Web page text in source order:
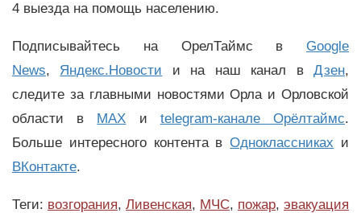
4 выезда на помощь населению.
Подписывайтесь на ОрелТаймс в Google
News, Яндекс.Новости и на наш канал вДзен,
следите за главными новостями Орла и Орловской
области в MAX и telegram-канале Орёлтаймс.
Больше интересного контента вОдноклассниках и
ВКонтакте.
Теги: возгорания, Ливенская, МЧС, пожар, эвакуация